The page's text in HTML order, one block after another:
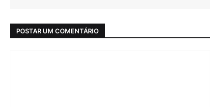
POSTAR UM COMENTÁRIO